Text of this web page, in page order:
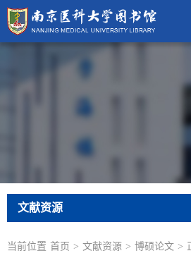
文献资源
当前位置 首页 > 文献资源 > 博硕论文 >